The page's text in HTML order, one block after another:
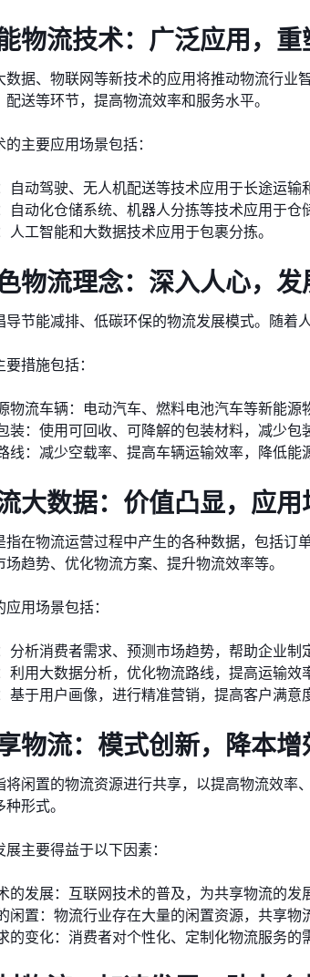
物流技术：广泛应用，
数据、物联网等新技术的应用将推动物流行
送等环节，提高物流效率和服务水平。
主要应用场景包括：
自动驾驶、无人机配送等技术应用于长途运输
自动化仓储系统、机器人分拣等技术应用于仓
人工智能和大数据技术应用于包裹分拣。
物流理念：深入人心，
节能减排、低碳环保的物流发展模式。随着
措施包括：
物流车辆：电动汽车、燃料电池汽车等新能源
装：使用可回收、可降解的包装材料，减少包
线：减少空载率、提高车辆运输效率，降低能
大数据：价值凸显，应
指在物流运营过程中产生的各种数据，包括
趋势、优化物流方案、提升物流效率等。
用场景包括：
分析消费者需求、预测市场趋势，帮助企业制
利用大数据分析，优化物流路线，提高运输效
基于用户画像，进行精准营销，提高客户满意
物流：模式创新，降本增
将闲置的物流资源进行共享，以提高物流效
形式。
主要得益于以下因素：
的发展：互联网技术的普及，为共享物流的发
闲置：物流行业存在大量的闲置资源，共享物
的变化：消费者对个性化、定制化物流服务的